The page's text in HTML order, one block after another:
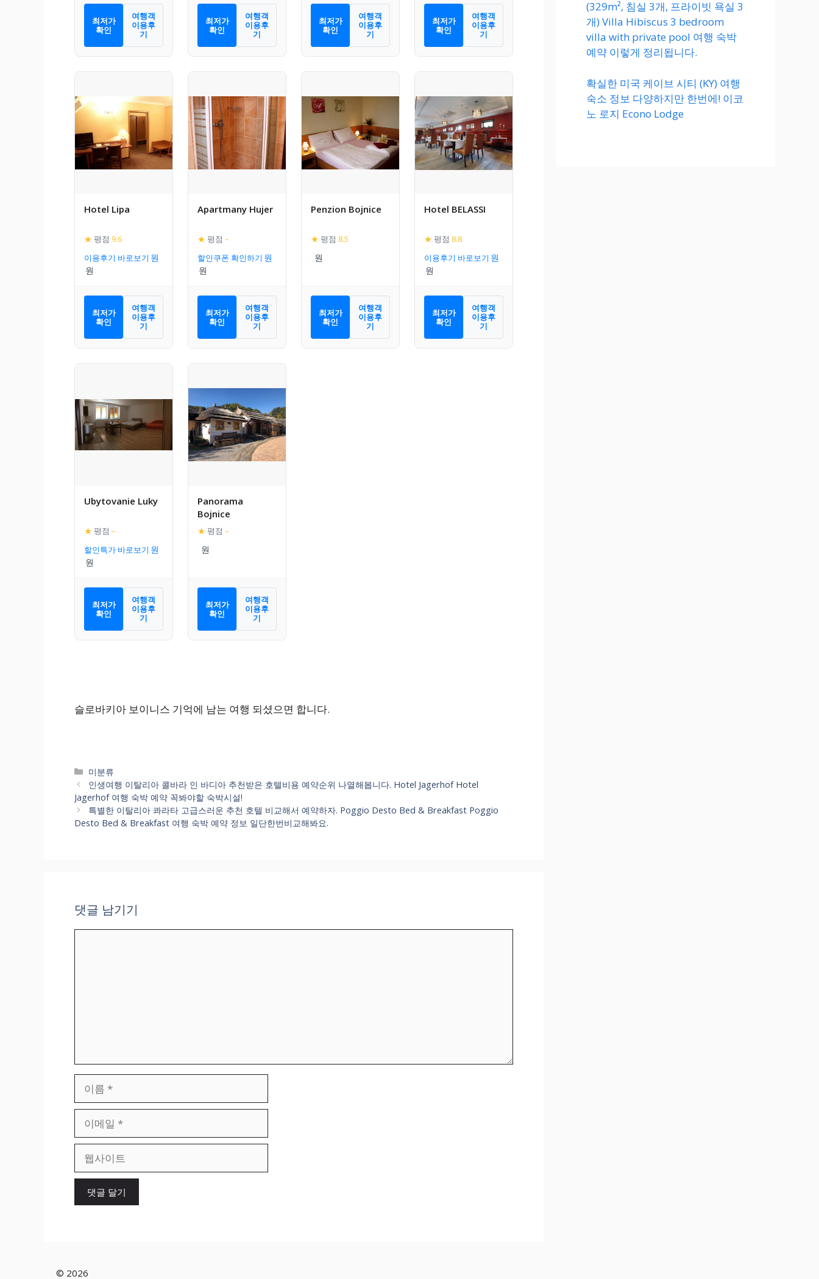
최저가
확인
여행객
이용후
기
최저가
확인
여행객
이용후
기
최저가
확인
여행객
이용후
기
최저가
확인
여행객
이용후
기
Hotel Lipa
★ 평점 9.6
이용후기 바로보기
최저가
확인
여행객
이용후
기
Apartmany Hujer
★ 평점 –
할인쿠폰 확인하기
최저가
확인
여행객
이용후
기
Penzion Bojnice
★ 평점 8.5
최저가
확인
여행객
이용후
기
Hotel BELASSI
★ 평점 8.8
이용후기 바로보기
최저가
확인
여행객
이용후
기
Ubytovanie Luky
★ 평점 –
할인특가 바로보기
최저가
확인
여행객
이용후
기
Panorama
Bojnice
★ 평점 –
최저가
확인
여행객
이용후
기
슬로바키아 보이니스 기억에 남는 여행 되셨으면 합니다.
카
테
고
리
미분류
인생여행 이탈리아 콜바라 인 바디아 추천받은 호텔비용 예약순위 나열해봅니다. Hotel Jagerhof Hotel
Jagerhof 여행 숙박 예약 꼭봐야할 숙박시설!
특별한 이탈리아 콰라타 고급스러운 추천 호텔 비교해서 예약하자. Poggio Desto Bed & Breakfast Poggio
Desto Bed & Breakfast 여행 숙박 예약 정보 일단한번비교해봐요.
댓글 남기기
일
이
(329m², 침실 3개, 프라이빗 욕실 3
개) Villa Hibiscus 3 bedroom
villa with private pool 여행 숙박
예약 이렇게 정리됩니다.
확실한 미국 케이브 시티 (KY) 여행
숙소 정보 다양하지만 한번에! 이코
노 로지 Econo Lodge
© 2026